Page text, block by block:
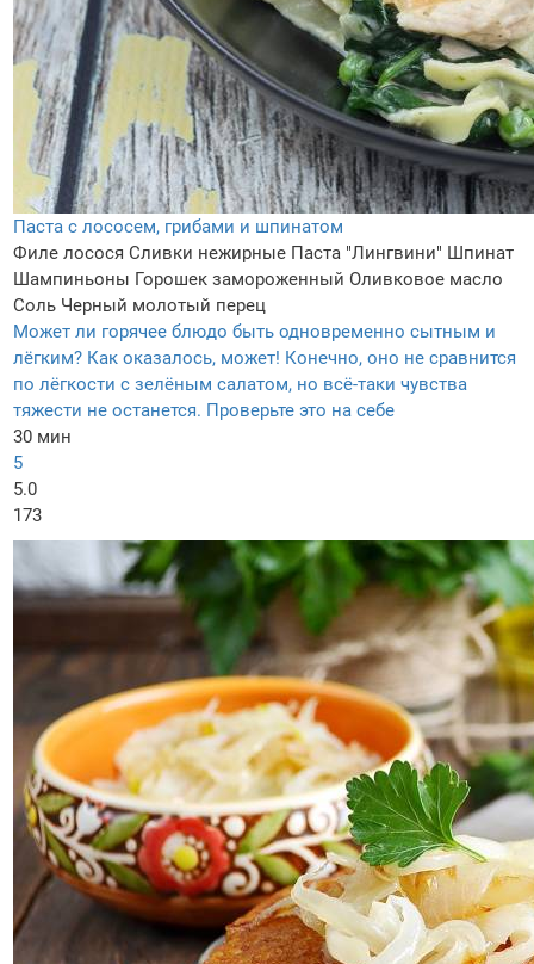
Паста с лососем, грибами и шпинатом
Филе лосося Сливки нежирные Паста "Лингвини" Шпинат
Шампиньоны Горошек замороженный Оливковое масло
Соль Черный молотый перец
Может ли горячее блюдо быть одновременно сытным и
лёгким? Как оказалось, может! Конечно, оно не сравнится
по лёгкости с зелёным салатом, но всё-таки чувства
тяжести не останется. Проверьте это на себе
30 мин
5
5.0
173